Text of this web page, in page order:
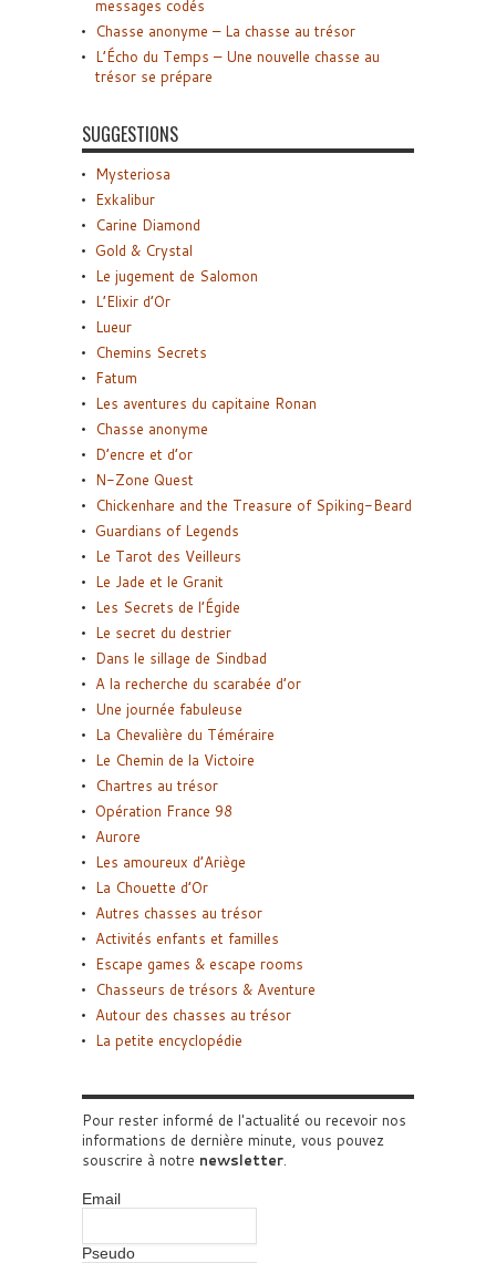
messages codés
Chasse anonyme – La chasse au trésor
L’Écho du Temps – Une nouvelle chasse au
trésor se prépare
SUGGESTIONS
Mysteriosa
Exkalibur
Carine Diamond
Gold & Crystal
Le jugement de Salomon
L’Elixir d’Or
Lueur
Chemins Secrets
Fatum
Les aventures du capitaine Ronan
Chasse anonyme
D’encre et d’or
N-Zone Quest
Chickenhare and the Treasure of Spiking-Beard
Guardians of Legends
Le Tarot des Veilleurs
Le Jade et le Granit
Les Secrets de l’Égide
Le secret du destrier
Dans le sillage de Sindbad
A la recherche du scarabée d’or
Une journée fabuleuse
La Chevalière du Téméraire
Le Chemin de la Victoire
Chartres au trésor
Opération France 98
Aurore
Les amoureux d’Ariège
La Chouette d’Or
Autres chasses au trésor
Activités enfants et familles
Escape games & escape rooms
Chasseurs de trésors & Aventure
Autour des chasses au trésor
La petite encyclopédie
Pour rester informé de l'actualité ou recevoir nos
informations de dernière minute, vous pouvez
souscrire à notre newsletter.
Email
Pseudo